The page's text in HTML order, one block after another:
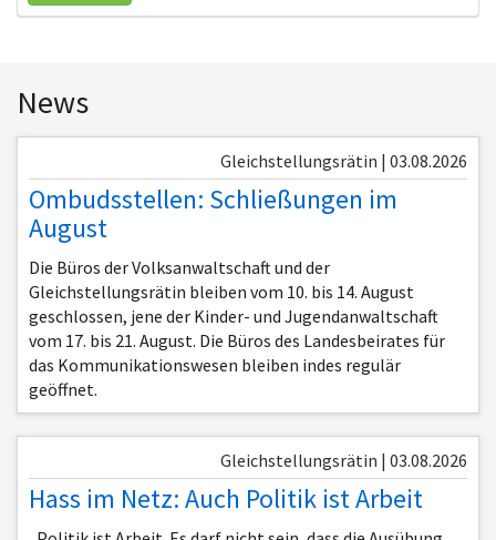
News
Gleichstellungsrätin | 03.08.2026
Ombudsstellen: Schließungen im
August
Die Büros der Volksanwaltschaft und der
Gleichstellungsrätin bleiben vom 10. bis 14. August
geschlossen, jene der Kinder- und Jugendanwaltschaft
vom 17. bis 21. August. Die Büros des Landesbeirates für
das Kommunikationswesen bleiben indes regulär
geöffnet.
Gleichstellungsrätin | 03.08.2026
Hass im Netz: Auch Politik ist Arbeit